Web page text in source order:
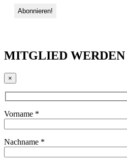
MITGLIED WERDEN
×
Vorname *
Nachname *